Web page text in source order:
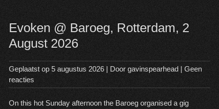
Evoken @ Baroeg, Rotterdam, 2
August 2026
Geplaatst op 5 augustus 2026| Door gavinspearhead |Geen
reacties
On this hot Sunday afternoon the Baroeg organised a gig